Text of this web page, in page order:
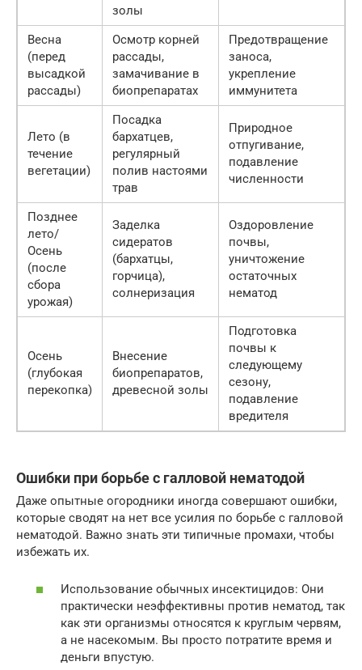
золы
Весна
(перед
высадкой
рассады)
Осмотр корней
рассады,
замачивание в
биопрепаратах
Предотвращение
заноса,
укрепление
иммунитета
Лето (в
течение
вегетации)
Посадка
бархатцев,
регулярный
полив настоями
трав
Природное
отпугивание,
подавление
численности
Позднее
лето/
Осень
(после
сбора
урожая)
Заделка
сидератов
(бархатцы,
горчица),
солнеризация
Оздоровление
почвы,
уничтожение
остаточных
нематод
Осень
(глубокая
перекопка)
Внесение
биопрепаратов,
древесной золы
Подготовка
почвы к
следующему
сезону,
подавление
вредителя
Ошибки при борьбе с галловой нематодой
Даже опытные огородники иногда совершают ошибки,
которые сводят на нет все усилия по борьбе с галловой
нематодой. Важно знать эти типичные промахи, чтобы
избежать их.
Использование обычных инсектицидов: Они
практически неэффективны против нематод, так
как эти организмы относятся к круглым червям,
а не насекомым. Вы просто потратите время и
деньги впустую.